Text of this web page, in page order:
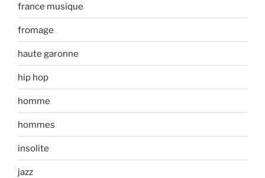
france musique
fromage
haute garonne
hip hop
homme
hommes
insolite
jazz